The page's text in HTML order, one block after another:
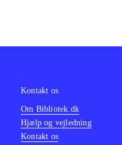
Kontakt os
Om Bibliotek.dk
Hjælp og vejledning
Kontakt os